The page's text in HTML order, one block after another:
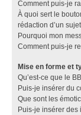
Comment puis-je
À quoi sert le
rédaction d’un
Pourquoi mon
Comment puis-je
Mise en forme et
Qu’est-ce que le
Puis-je insérer du
Que sont les
Puis-je insérer des